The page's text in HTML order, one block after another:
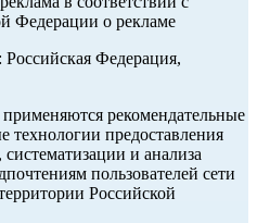
Федерации о рекламе
Российская Федерация,
рекомендательные
предоставления
и анализа
пользователей сети
Российской